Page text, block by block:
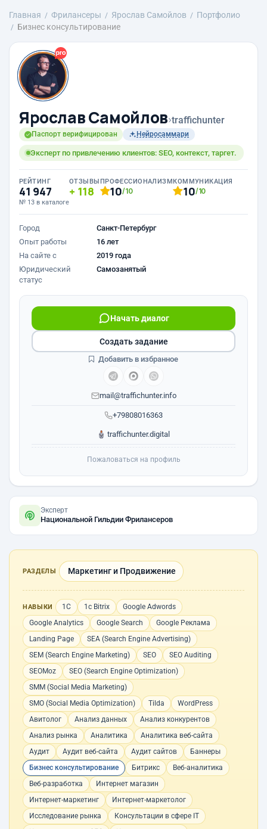
Главная Фрилансеры Ярослав Самойлов
Портфолио
Бизнес консультирование
Ярослав Самойлов›traffichunter
Паспорт верифицирован Нейросаммари
Эксперт по привлечению клиентов: SEO, контекст, таргет.
РЕЙТИНГ
41 947
№ 13 в каталоге
ОТЗЫВЫ
118
ПРОФЕССИОНАЛИЗМ
10/10
КОММУНИКАЦИЯ
10/10
Город
Санкт-Петербург
Опыт работы
16 лет
На сайте с
2019 года
Юридический
статус
Самозанятый
+79808016363
Начать диалог
mail@traffichunter.info
traffichunter.digital
Создать задание
Добавить в избранное
Пожаловаться на профиль
Эксперт
Национальной Гильдии Фрилансеров
РАЗДЕЛЫ Маркетинг и Продвижение
НАВЫКИ 1С 1с Bitrix
Google Adwords
Google Analytics
Google Search
Google Реклама
Landing Page
SEA (Search Engine Advertising)
SEM (Search Engine Marketing)
SEO
SEO Auditing
SEOMoz
SEO (Search Engine Optimization)
SMM (Social Media Marketing)
SMO (Social Media Optimization)
Tilda
WordPress
Авитолог
Анализ данных
Анализ конкурентов
Анализ рынка
Аналитика
Аналитика веб-сайта
Аудит
Аудит веб-сайта Аудит сайтов
Баннеры
Бизнес консультирование
Битрикс
Веб-аналитика
Веб-разработка
Интернет магазин
Интернет-маркетинг
Интернет-маркетолог
Исследование рынка
Консультации в сфере IT